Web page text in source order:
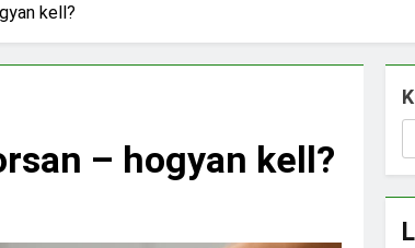
a végkielégítés?
kell?
– hogyan kell?